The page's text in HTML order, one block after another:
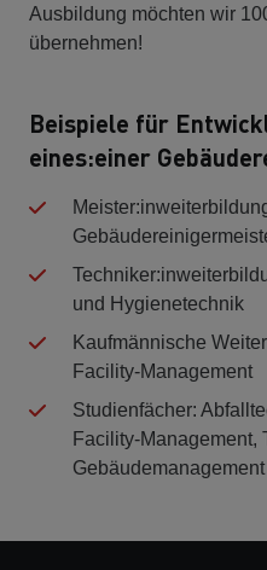
Ausbildung möchten wir
übernehmen!
Beispiele für
eines:einer
und Hygienetechnik
Kaufmännische
Facility-Management
Studienfächer:
Facility-Management,